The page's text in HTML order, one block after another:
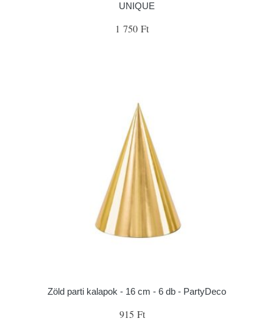
UNIQUE
1 750 Ft
Zöld parti kalapok - 16 cm - 6 db - PartyDeco
915 Ft